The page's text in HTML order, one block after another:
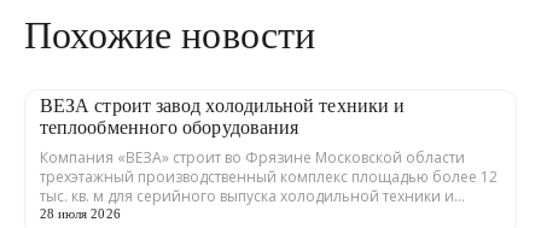
Похожие новости
ВЕЗА строит завод холодильной техники и
теплообменного оборудования
Компания «ВЕЗА» строит во Фрязине Московской области
трехэтажный производственный комплекс площадью более 12
тыс. кв. м для серийного выпуска холодильной техники и
теплообменного оборудования. ...
28 июля 2026